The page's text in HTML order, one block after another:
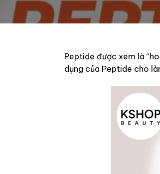
Peptide được xem là
dụng của Peptide cho